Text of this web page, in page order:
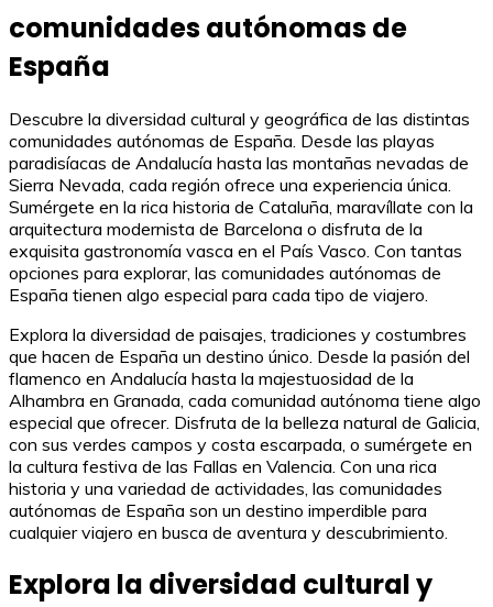
comunidades autónomas de
España
Descubre la diversidad cultural y geográfica de las distintas
comunidades autónomas de España. Desde las playas
paradisíacas de Andalucía hasta las montañas nevadas de
Sierra Nevada, cada región ofrece una experiencia única.
Sumérgete en la rica historia de Cataluña, maravíllate con la
arquitectura modernista de Barcelona o disfruta de la
exquisita gastronomía vasca en el País Vasco. Con tantas
opciones para explorar, las comunidades autónomas de
España tienen algo especial para cada tipo de viajero.
Explora la diversidad de paisajes, tradiciones y costumbres
que hacen de España un destino único. Desde la pasión del
flamenco en Andalucía hasta la majestuosidad de la
Alhambra en Granada, cada comunidad autónoma tiene algo
especial que ofrecer. Disfruta de la belleza natural de Galicia,
con sus verdes campos y costa escarpada, o sumérgete en
la cultura festiva de las Fallas en Valencia. Con una rica
historia y una variedad de actividades, las comunidades
autónomas de España son un destino imperdible para
cualquier viajero en busca de aventura y descubrimiento.
Explora la diversidad cultural y